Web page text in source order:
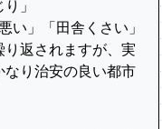
」
い」「田舎くさい」
り返されますが、実
なり治安の良い都市